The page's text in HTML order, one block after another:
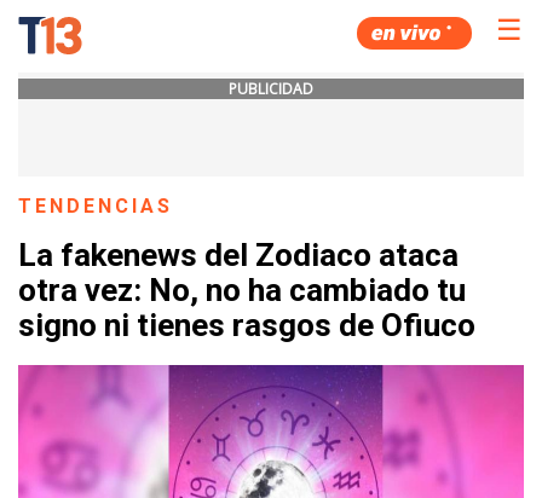
☰
PUBLICIDAD
TENDENCIAS
La fakenews del Zodiaco ataca
otra vez: No, no ha cambiado tu
signo ni tienes rasgos de Ofiuco